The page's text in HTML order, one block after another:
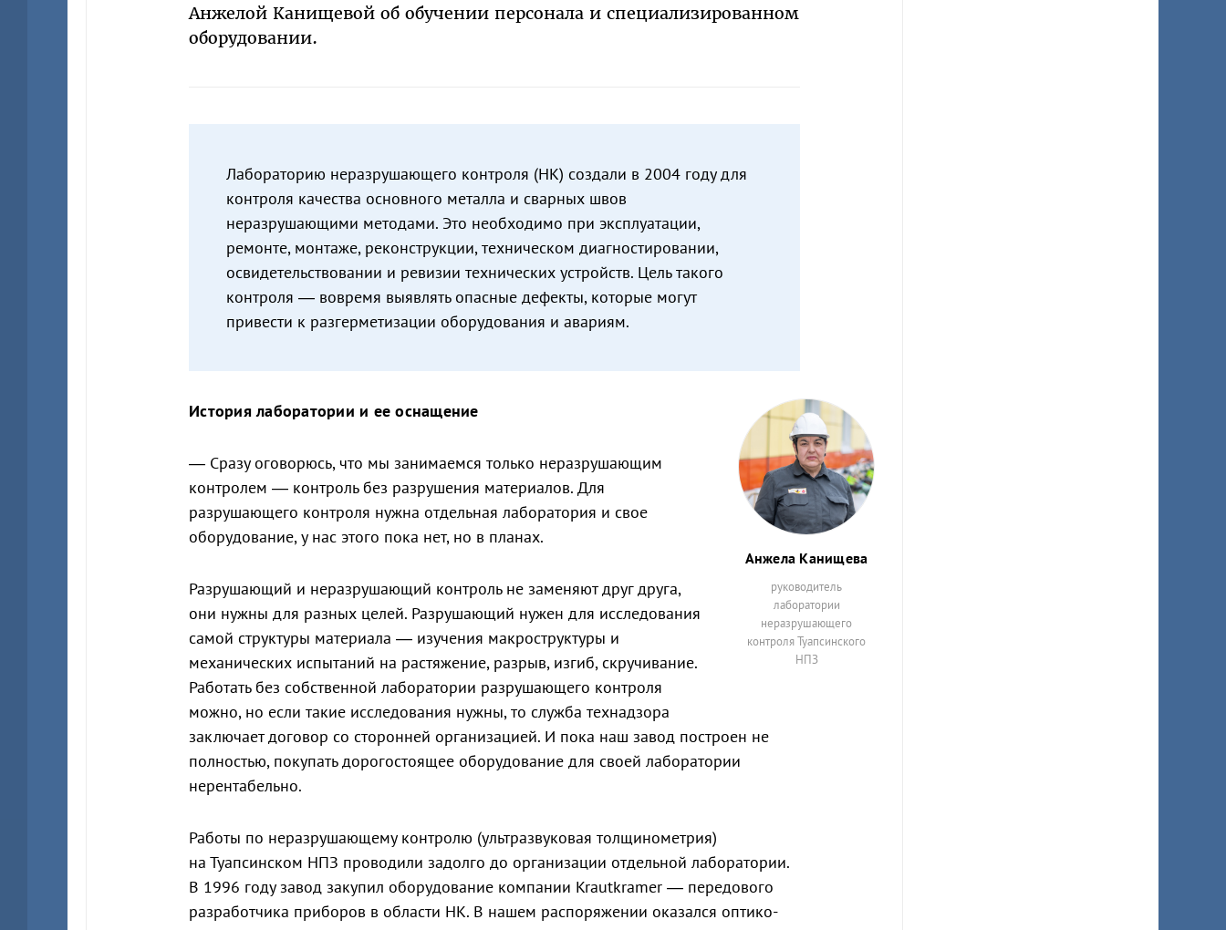
Анжелой Канищевой об обучении персонала и специализированном
оборудовании.
Лабораторию неразрушающего контроля (НК) создали в 2004 году для
контроля качества основного металла и сварных швов
неразрушающими методами. Это необходимо при эксплуатации,
ремонте, монтаже, реконструкции, техническом диагностировании,
освидетельствовании и ревизии технических устройств. Цель такого
контроля — вовремя выявлять опасные дефекты, которые могут
привести к разгерметизации оборудования и авариям.
Анжела Канищева
руководитель
лаборатории
неразрушающего
контроля Туапсинского
НПЗ
История лаборатории и ее оснащение
— Сразу оговорюсь, что мы занимаемся только неразрушающим
контролем — контроль без разрушения материалов. Для
разрушающего контроля нужна отдельная лаборатория и свое
оборудование, у нас этого пока нет, но в планах.
Разрушающий и неразрушающий контроль не заменяют друг друга,
они нужны для разных целей. Разрушающий нужен для исследования
самой структуры материала — изучения макроструктуры и
механических испытаний на растяжение, разрыв, изгиб, скручивание.
Работать без собственной лаборатории разрушающего контроля
можно, но если такие исследования нужны, то служба технадзора
заключает договор со сторонней организацией. И пока наш завод построен не
полностью, покупать дорогостоящее оборудование для своей лаборатории
нерентабельно.
Работы по неразрушающему контролю (ультразвуковая толщинометрия)
на Туапсинском НПЗ проводили задолго до организации отдельной лаборатории.
В 1996 году завод закупил оборудование компании Krautkramer — передового
разработчика приборов в области НК. В нашем распоряжении оказался оптико-